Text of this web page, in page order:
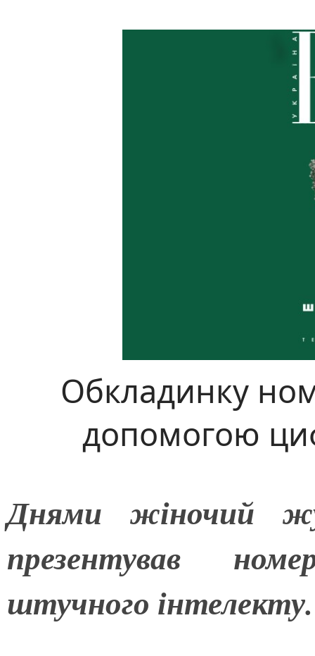
Обкладинку
допомогою
Днями жіночий
презентував
штучного інтелекту.